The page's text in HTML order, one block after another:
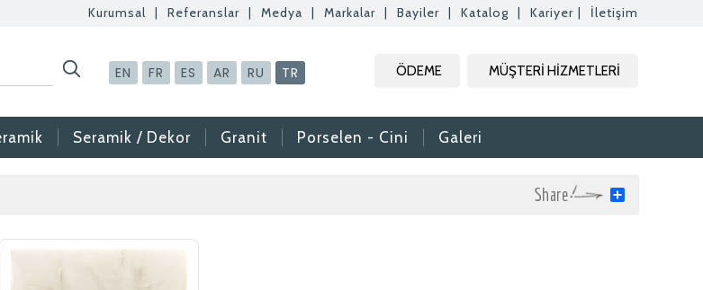
Kurumsal | Referanslar | Medya | Markalar | Bayiler | Katalog | Kariyer | İletişim
EN FR ES AR RU TR ÖDEME MÜŞTERİ HİZMETLERİ
Seramik / Dekor Granit Porselen - Cini Galeri
Betaş Cam Mozaik